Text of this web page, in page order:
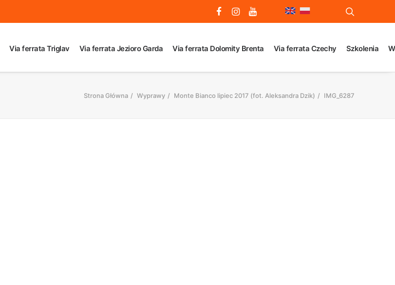
Via ferrata Triglav Via ferrata Jezioro Garda Via ferrata Dolomity Brenta Via ferrata Czechy Szkolenia
Strona Główna Wyprawy Monte Bianco lipiec 2017 (fot. Aleksandra Dzik) IMG_6287